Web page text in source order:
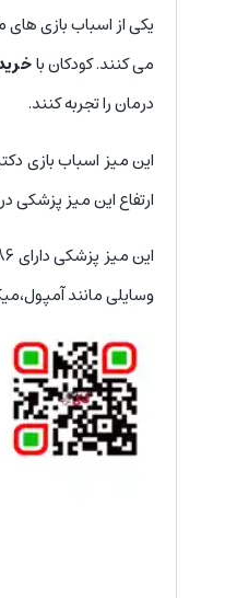
یکی از اسباب بازی های
می کنند. کودکان با
درمان را تجربه کنند.
این میز اسباب بازی
ارتفاع این میز پزشکی در حدود 75 سانتیمتر می باشد و دارای 70 سانتیمتر عرض و 40 سانتیمتر عمق است که یک میز
وسایلی مانند